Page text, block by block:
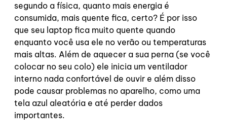
segundo a física, quanto mais energia é
consumida, mais quente fica, certo? É por isso
que seu laptop fica muito quente quando
enquanto você usa ele no verão ou temperaturas
mais altas. Além de aquecer a sua perna (se você
colocar no seu colo) ele inicia um ventilador
interno nada confortável de ouvir e além disso
pode causar problemas no aparelho, como uma
tela azul aleatória e até perder dados
importantes.